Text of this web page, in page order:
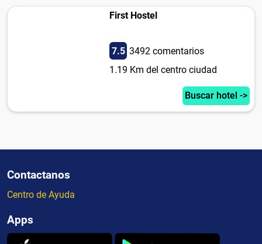
First Hostel
7.5 3492 comentarios
1.19 Km del centro ciudad
Buscar hotel ->
Contactanos
Centro de Ayuda
Apps